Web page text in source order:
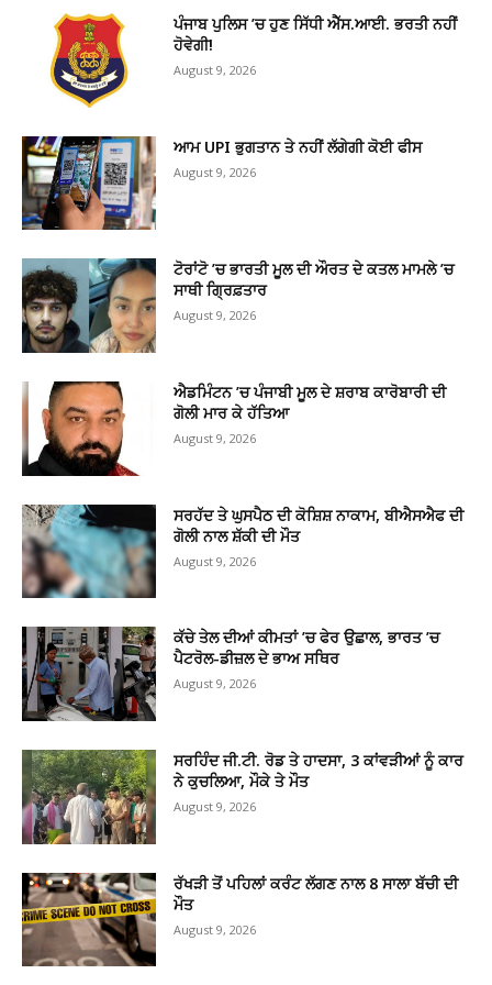
ਪੰਜਾਬ ਪੁਲਿਸ ’ਚ ਹੁਣ ਸਿੱਧੀ ਐੱਸ.ਆਈ. ਭਰਤੀ ਨਹੀਂ
ਹੋਵੇਗੀ!
August 9, 2026
ਆਮ UPI ਭੁਗਤਾਨ ਤੇ ਨਹੀਂ ਲੱਗੇਗੀ ਕੋਈ ਫੀਸ
August 9, 2026
ਟੋਰਾਂਟੋ ’ਚ ਭਾਰਤੀ ਮੂਲ ਦੀ ਔਰਤ ਦੇ ਕਤਲ ਮਾਮਲੇ ’ਚ
ਸਾਥੀ ਗ੍ਰਿਫ਼ਤਾਰ
August 9, 2026
ਐਡਮਿੰਟਨ ’ਚ ਪੰਜਾਬੀ ਮੂਲ ਦੇ ਸ਼ਰਾਬ ਕਾਰੋਬਾਰੀ ਦੀ
ਗੋਲੀ ਮਾਰ ਕੇ ਹੱਤਿਆ
August 9, 2026
ਸਰਹੱਦ ਤੇ ਘੁਸਪੈਠ ਦੀ ਕੋਸ਼ਿਸ਼ ਨਾਕਾਮ, ਬੀਐਸਐਫ ਦੀ
ਗੋਲੀ ਨਾਲ ਸ਼ੱਕੀ ਦੀ ਮੌਤ
August 9, 2026
ਕੱਚੇ ਤੇਲ ਦੀਆਂ ਕੀਮਤਾਂ ’ਚ ਫੇਰ ਉਛਾਲ, ਭਾਰਤ ’ਚ
ਪੈਟਰੋਲ-ਡੀਜ਼ਲ ਦੇ ਭਾਅ ਸਥਿਰ
August 9, 2026
ਸਰਹਿੰਦ ਜੀ.ਟੀ. ਰੋਡ ਤੇ ਹਾਦਸਾ, 3 ਕਾਂਵੜੀਆਂ ਨੂੰ ਕਾਰ
ਨੇ ਕੁਚਲਿਆ, ਮੌਕੇ ਤੇ ਮੌਤ
August 9, 2026
ਰੱਖੜੀ ਤੋਂ ਪਹਿਲਾਂ ਕਰੰਟ ਲੱਗਣ ਨਾਲ 8 ਸਾਲਾ ਬੱਚੀ ਦੀ
ਮੌਤ
August 9, 2026